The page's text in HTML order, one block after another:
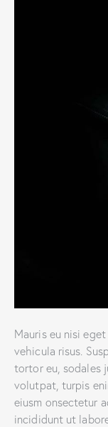
Mauris eu nisi
vehicula risus.
tortor eu, sodales
volutpat, turpis
eiusm onsectetur
incididunt ut